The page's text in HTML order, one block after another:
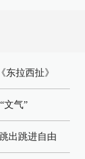
拉西扯》
文气”
出跳进自由